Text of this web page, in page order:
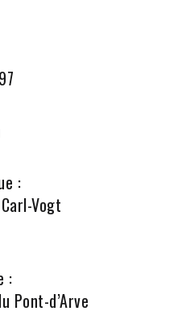
:
Vogt
:
Pont-d’Arve